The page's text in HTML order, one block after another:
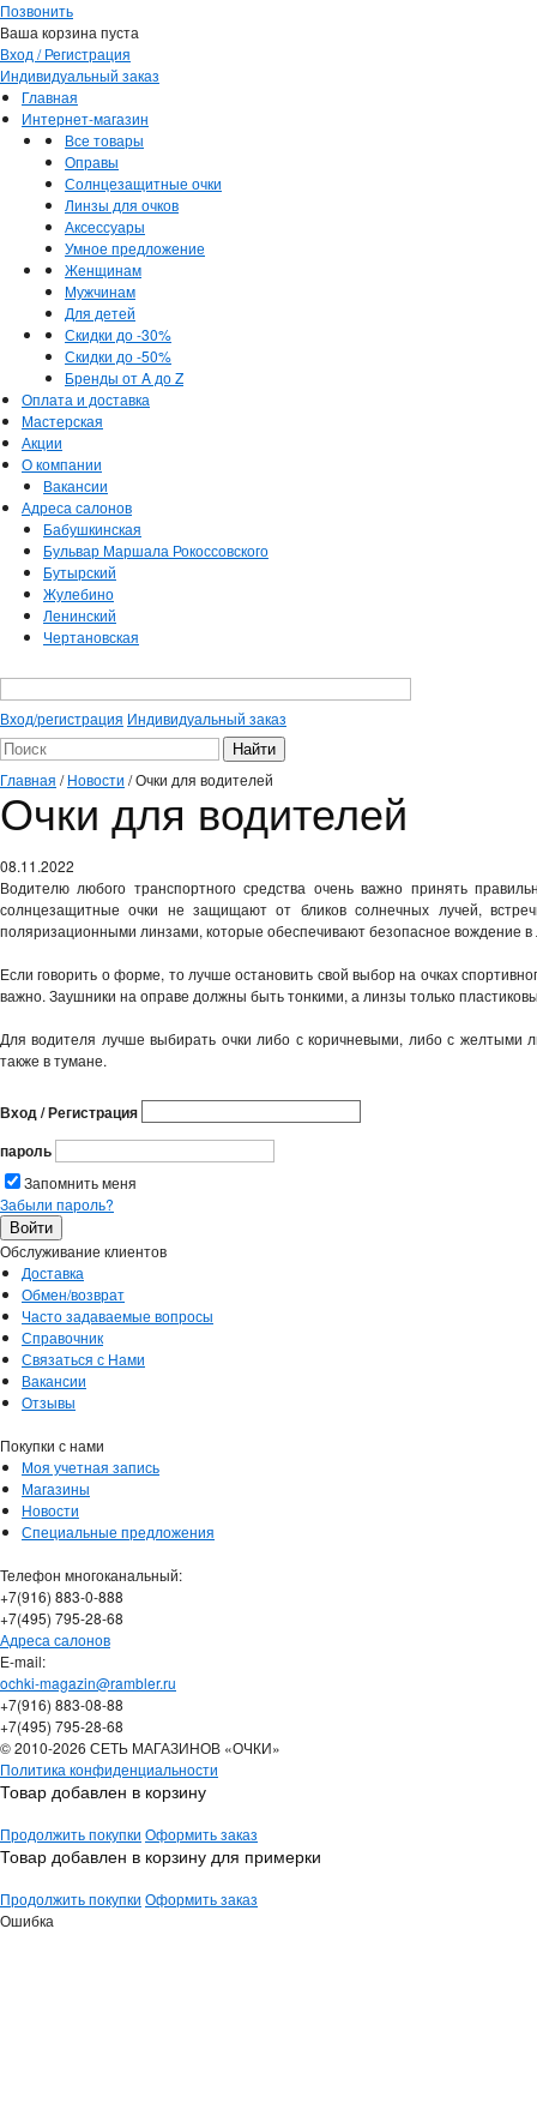
Позвонить
Ваша корзина пуста
Вход / Регистрация
Индивидуальный заказ
Главная
Интернет-магазин
Все товары
Оправы
Солнцезащитные очки
Линзы для очков
Аксессуары
Умное предложение
Женщинам
Мужчинам
Для детей
Скидки до -30%
Скидки до -50%
Бренды от A до Z
Оплата и доставка
Мастерская
Акции
О компании
Вакансии
Адреса салонов
Бабушкинская
Бульвар Маршала Рокоссовского
Бутырский
Жулебино
Ленинский
Чертановская
Вход/регистрация Индивидуальный заказ
Главная /Новости /Очки для водителей
Очки для водителей
08.11.2022
Водителю любого транспортного средства очень важно принять
солнцезащитные очки не защищают от бликов солнечных лучей,
поляризационными линзами, которые обеспечивают безопасное вождение
Если говорить о форме, то лучше остановить свой выбор на очках
важно. Заушники на оправе должны быть тонкими, а линзы только
Для водителя лучше выбирать очки либо с коричневыми, либо с
также в тумане.
Вход / Регистрация
пароль
Запомнить меня
Забыли пароль?
Обслуживание клиентов
Доставка
Обмен/возврат
Часто задаваемые вопросы
Справочник
Связаться с Нами
Вакансии
Отзывы
Покупки с нами
Моя учетная запись
Магазины
Новости
Специальные предложения
Телефон многоканальный:
+7(916) 883-0-888
+7(495) 795-28-68
Адреса салонов
Е-mail:
ochki-magazin@rambler.ru
+7(916) 883-08-88
+7(495) 795-28-68
© 2010-2026 СЕТЬ МАГАЗИНОВ «ОЧКИ»
Политика конфиденциальности
Товар добавлен в корзину
Продолжить покупки Оформить заказ
Товар добавлен в корзину для примерки
Продолжить покупки Оформить заказ
Ошибка